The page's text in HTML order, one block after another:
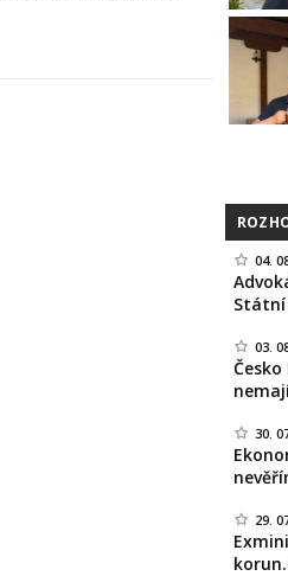
04.
Státní
03.
30.
29.